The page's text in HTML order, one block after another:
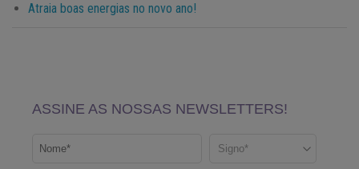
Atraia boas energias no novo ano!